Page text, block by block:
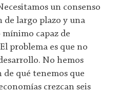
un consenso
de largo plazo y una
capaz de
problema es que no
No hemos
qué tenemos que
crezcan seis